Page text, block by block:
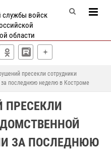
службы войск
области
пресекли сотрудники
последнюю неделю в Костроме
ПРЕСЕКЛИ
ЗА ПОСЛЕДНЮЮ